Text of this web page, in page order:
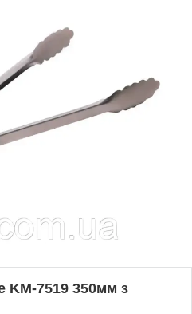
KM-7519 350мм з